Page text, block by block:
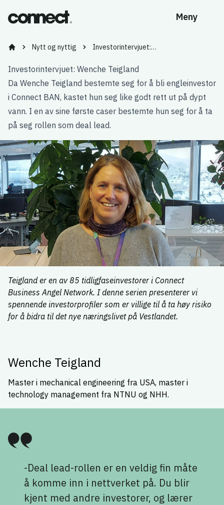
Meny
Nytt og nyttig Investorintervjuet:…
Investorintervjuet: Wenche Teigland
Da Wenche Teigland bestemte seg for å bli engleinvestor
i Connect BAN, kastet hun seg like godt rett ut på dypt
vann. I en av sine første caser bestemte hun seg for å ta
på seg rollen som deal lead.
Teigland er en av 85 tidligfaseinvestorer i Connect
Business Angel Network. I denne serien presenterer vi
spennende investorprofiler som er villige til å ta høy risiko
for å bidra til det nye næringslivet på Vestlandet.
Wenche Teigland
Master i mechanical engineering fra USA, master i
technology management fra NTNU og NHH.
-Deal lead-rollen er en veldig fin måte
å komme inn i nettverket på. Du blir
kjent med andre investorer, og lærer